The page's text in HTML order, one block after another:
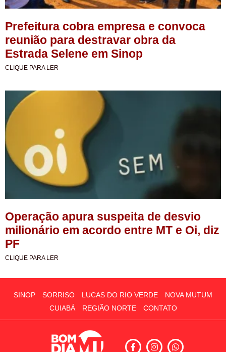
Prefeitura cobra empresa e convoca
reunião para destravar obra da
Estrada Selene em Sinop
CLIQUE PARA LER
Operação apura suspeita de desvio
milionário em acordo entre MT e Oi, diz
PF
CLIQUE PARA LER
SINOP SORRISO LUCAS DO RIO VERDE
NOVA MUTUM
CUIABÁ
REGIÃO NORTE CONTATO